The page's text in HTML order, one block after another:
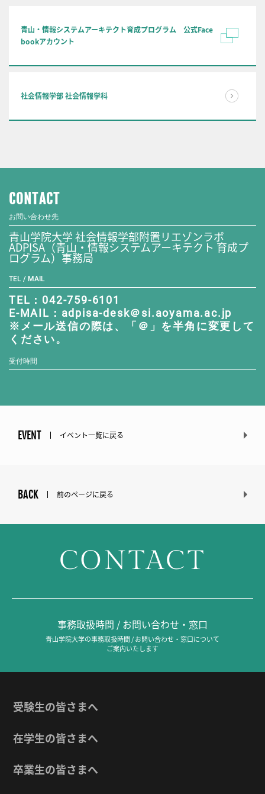
青山・情報システムアーキテクト育成プログラム 公式Face
bookアカウント
社会情報学部 社会情報学科
CONTACT
お問い合わせ先
青山学院大学 社会情報学部附置リエゾンラボ
ADPISA（青山・情報システムアーキテクト 育成プ
ログラム）事務局
TEL / MAIL
TEL：042-759-6101
E-MAIL：adpisa-desk＠si.aoyama.ac.jp
※メール送信の際は、「＠」を半角に変更して
ください。
受付時間
EVENT イベント一覧に戻る
BACK 前のページに戻る
CONTACT
事務取扱時間 / お問い合わせ・窓口
青山学院大学の事務取扱時間 / お問い合わせ・窓口について
ご案内いたします
受験生の皆さまへ
在学生の皆さまへ
卒業生の皆さまへ